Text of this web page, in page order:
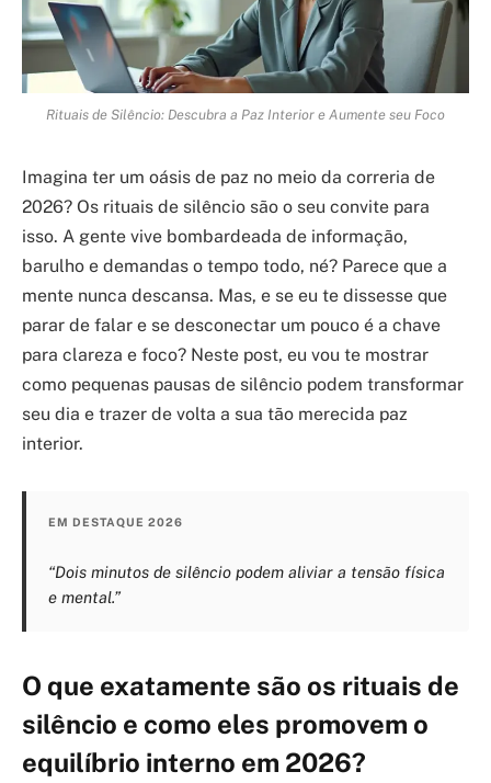
Rituais de Silêncio: Descubra a Paz Interior e Aumente seu Foco
Imagina ter um oásis de paz no meio da correria de
2026? Os rituais de silêncio são o seu convite para
isso. A gente vive bombardeada de informação,
barulho e demandas o tempo todo, né? Parece que a
mente nunca descansa. Mas, e se eu te dissesse que
parar de falar e se desconectar um pouco é a chave
para clareza e foco? Neste post, eu vou te mostrar
como pequenas pausas de silêncio podem transformar
seu dia e trazer de volta a sua tão merecida paz
interior.
EM DESTAQUE 2026
“Dois minutos de silêncio podem aliviar a tensão física
e mental.”
O que exatamente são os rituais de
silêncio e como eles promovem o
equilíbrio interno em 2026?